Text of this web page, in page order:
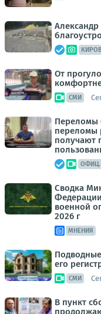
От
СМИ
Переломы
переломы
получают
ОФИЦ.
Сводка
военной
2026 г
МНЕНИЯ
его
СМИ
В пункт